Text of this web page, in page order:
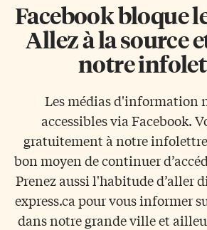
Facebook bloque
Allez à la source
notre
Les médias d'information
accessibles via Facebook.
gratuitement à notre
bon moyen de continuer
Prenez aussi l'habitude d’aller
express.ca pour vous informer
dans notre grande ville et